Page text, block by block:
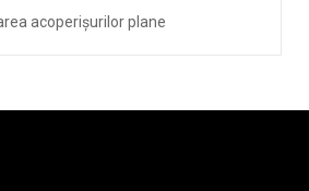
acoperişurilor plane